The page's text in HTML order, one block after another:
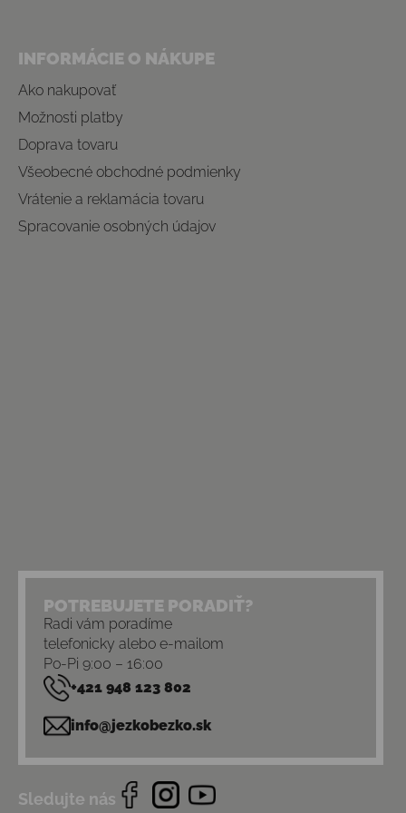
INFORMÁCIE O NÁKUPE
Ako nakupovať
Možnosti platby
Doprava tovaru
Všeobecné obchodné podmienky
Vrátenie a reklamácia tovaru
Spracovanie osobných údajov
POTREBUJETE PORADIŤ?
Radi vám poradíme
telefonicky alebo e-mailom
Po-Pi 9:00 – 16:00
+421 948 123 802
info@jezkobezko.sk
Sledujte nás